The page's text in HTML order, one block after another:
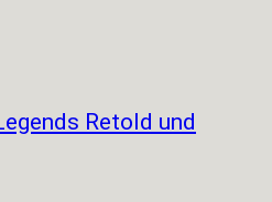
Retold und